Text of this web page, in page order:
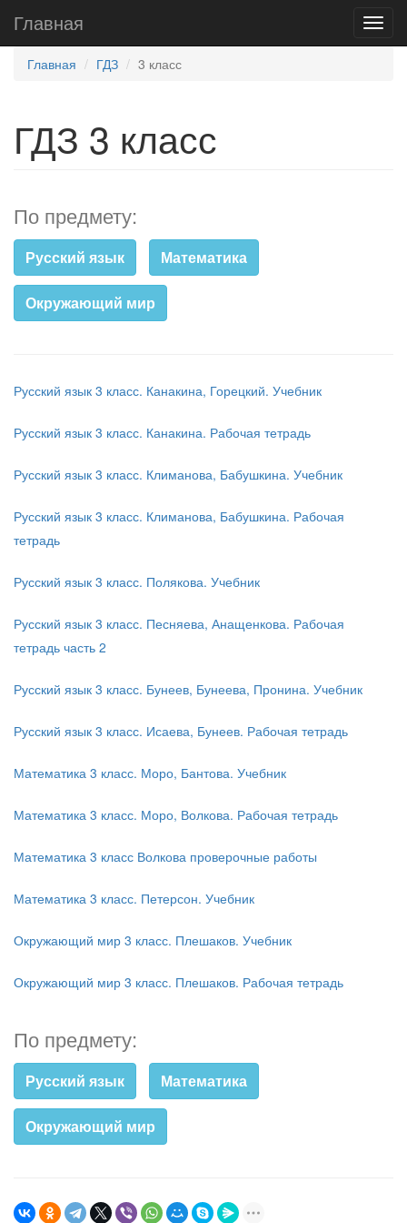
Главная
Главная ГДЗ 3 класс
ГДЗ 3 класс
По предмету:
Русский язык Математика
Окружающий мир
Русский язык 3 класс. Канакина, Горецкий. Учебник
Русский язык 3 класс. Канакина. Рабочая тетрадь
Русский язык 3 класс. Климанова, Бабушкина. Учебник
Русский язык 3 класс. Климанова, Бабушкина. Рабочая
тетрадь
Русский язык 3 класс. Полякова. Учебник
Русский язык 3 класс. Песняева, Анащенкова. Рабочая
тетрадь часть 2
Русский язык 3 класс. Бунеев, Бунеева, Пронина. Учебник
Русский язык 3 класс. Исаева, Бунеев. Рабочая тетрадь
Математика 3 класс. Моро, Бантова. Учебник
Математика 3 класс. Моро, Волкова. Рабочая тетрадь
Математика 3 класс Волкова проверочные работы
Математика 3 класс. Петерсон. Учебник
Окружающий мир 3 класс. Плешаков. Учебник
Окружающий мир 3 класс. Плешаков. Рабочая тетрадь
По предмету:
Русский язык Математика
Окружающий мир